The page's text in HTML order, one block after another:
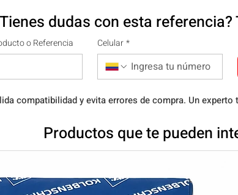
dudas con esta
o Referencia Celular *
compatibilidad y evita errores de compra. Un
Productos que te pueden